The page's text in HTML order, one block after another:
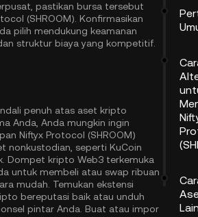
pastikan bursa tersebut
(SHROOM). Konfirmasikan
pilih mendukung keamanan
struktur biaya yang kompetitif.
penuh atas aset kripto
Anda, Anda mungkin ingin
Niftyx Protocol (SHROOM)
nonkustodian, seperti KuCoin
Dompet kripto Web3 terkemuka
untuk membeli atau swap ribuan
mudah. Temukan ekstensi
bereputasi baik atau unduh
pintar Anda. Buat atau impor